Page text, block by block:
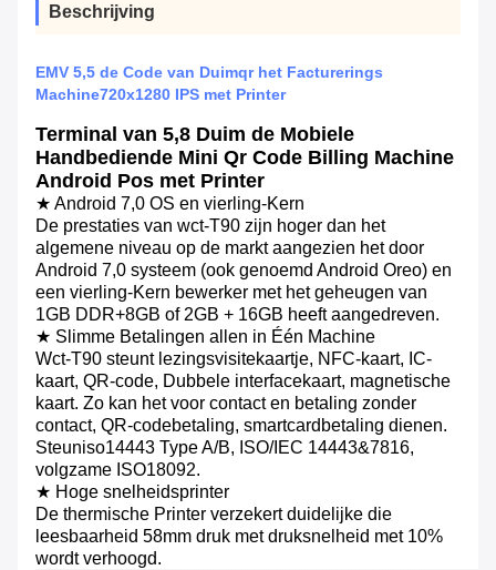
Beschrijving
EMV 5,5 de Code van Duimqr het Facturerings
Machine720x1280 IPS met Printer
Terminal van 5,8 Duim de Mobiele
Handbediende Mini Qr Code Billing Machine
Android Pos met Printer
★ Android 7,0 OS en vierling-Kern
De prestaties van wct-T90 zijn hoger dan het
algemene niveau op de markt aangezien het door
Android 7,0 systeem (ook genoemd Android Oreo) en
een vierling-Kern bewerker met het geheugen van
1GB DDR+8GB of 2GB + 16GB heeft aangedreven.
★ Slimme Betalingen allen in Één Machine
Wct-T90 steunt lezingsvisitekaartje, NFC-kaart, IC-
kaart, QR-code, Dubbele interfacekaart, magnetische
kaart. Zo kan het voor contact en betaling zonder
contact, QR-codebetaling, smartcardbetaling dienen.
Steuniso14443 Type A/B, ISO/IEC 14443&7816,
volgzame ISO18092.
★ Hoge snelheidsprinter
De thermische Printer verzekert duidelijke die
leesbaarheid 58mm druk met druksnelheid met 10%
wordt verhoogd.